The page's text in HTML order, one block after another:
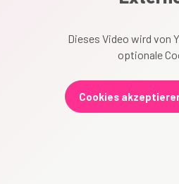
Dieses Video wird von
optionale
Cookies